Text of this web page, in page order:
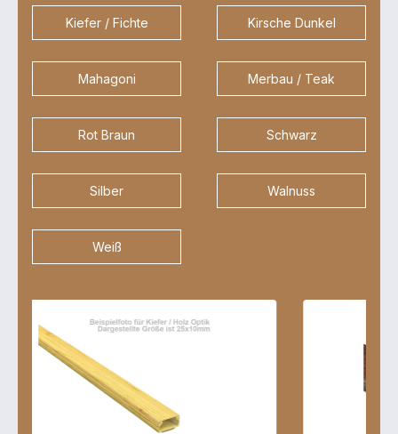
Kiefer / Fichte Kirsche Dunkel
Mahagoni Merbau / Teak
Rot Braun Schwarz
Silber Walnuss
Weiß